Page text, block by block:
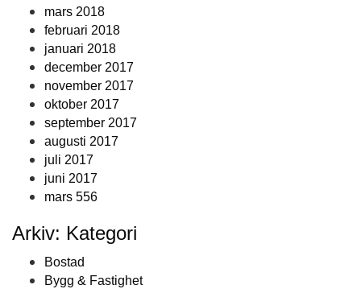
mars 2018
februari 2018
januari 2018
december 2017
november 2017
oktober 2017
september 2017
augusti 2017
juli 2017
juni 2017
mars 556
Arkiv: Kategori
Bostad
Bygg & Fastighet